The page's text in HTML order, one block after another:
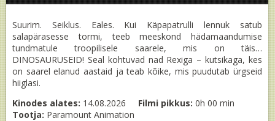
Suurim. Seiklus. Eales. Kui Käpapatrulli lennuk satub
salapärasesse tormi, teeb meeskond hädamaandumise
tundmatule troopilisele saarele, mis on täis…
DINOSAURUSEID! Seal kohtuvad nad Rexiga – kutsikaga, kes
on saarel elanud aastaid ja teab kõike, mis puudutab ürgseid
hiiglasi.
Kinodes alates: 14.08.2026 Filmi pikkus: 0h 00 min
Tootja: Paramount Animation